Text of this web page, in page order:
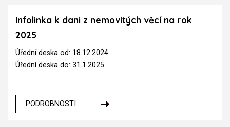
Infolinka k dani z nemovitých věcí na rok
2025
Úřední deska od: 18.12.2024
Úřední deska do: 31.1.2025
PODROBNOSTI